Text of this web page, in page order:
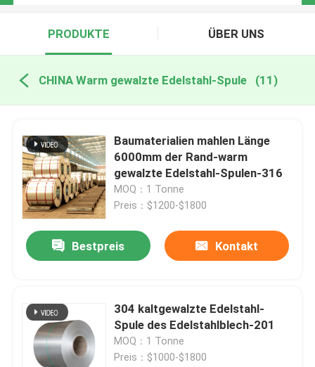
PRODUKTE ÜBER UNS
CHINA Warm gewalzte Edelstahl-Spule (11)
Baumaterialien mahlen Länge
6000mm der Rand-warm
gewalzte Edelstahl-Spulen-316
MOQ：1 Tonne
Preis：$1200-$1800
Bestpreis Kontakt
304 kaltgewalzte Edelstahl-
Spule des Edelstahlblech-201
MOQ：1 Tonne
Preis：$1000-$1800